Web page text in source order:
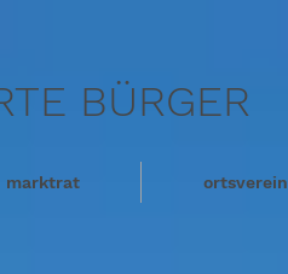
BÜRGER
marktrat ortsverein